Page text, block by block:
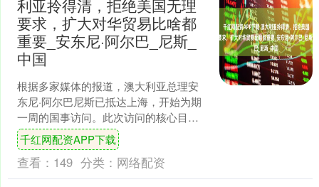
利亚拎得清，拒绝美国无理
要求，扩大对华贸易比啥都
重要_安东尼·阿尔巴_尼斯_
中国
根据多家媒体的报道，澳大利亚总理安
东尼·阿尔巴尼斯已抵达上海，开始为期
一周的国事访问。此次访问的核心目的
非常明确，正如澳大利亚政府向美联社
回应的那样：主要是为了....
千红网配资APP下载
查看： 149 分类： 网络配资